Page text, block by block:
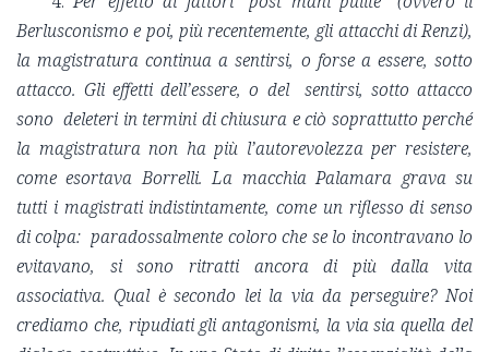
Berlusconismo e poi, più recentemente, gli attacchi di Renzi),
la magistratura continua a sentirsi, o forse a essere, sotto
attacco. Gli effetti dell’essere, o del sentirsi, sotto attacco
sono deleteri in termini di chiusura e ciò soprattutto perché
la magistratura non ha più l’autorevolezza per resistere,
come esortava Borrelli. La macchia Palamara grava su
tutti i magistrati indistintamente, come un riflesso di senso
di colpa: paradossalmente coloro che se lo incontravano lo
evitavano, si sono ritratti ancora di più dalla vita
associativa. Qual è secondo lei la via da perseguire? Noi
crediamo che, ripudiati gli antagonismi, la via sia quella del